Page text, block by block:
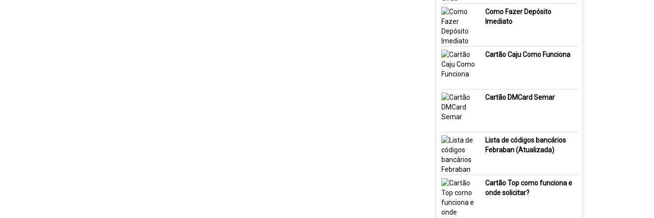
Como Fazer Depósito
Imediato
Cartão Caju Como Funciona
Cartão DMCard Semar
Lista de códigos bancários
Febraban (Atualizada)
Cartão Top como funciona e
onde solicitar?